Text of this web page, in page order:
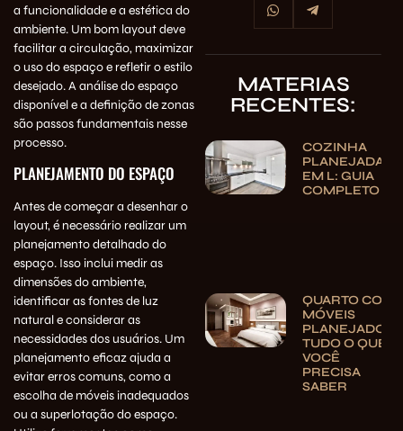
a funcionalidade e a estética do
ambiente. Um bom layout deve
facilitar a circulação, maximizar
o uso do espaço e refletir o estilo
desejado. A análise do espaço
disponível e a definição de zonas
são passos fundamentais nesse
processo.
PLANEJAMENTO DO ESPAÇO
Antes de começar a desenhar o
layout, é necessário realizar um
planejamento detalhado do
espaço. Isso inclui medir as
dimensões do ambiente,
identificar as fontes de luz
natural e considerar as
necessidades dos usuários. Um
planejamento eficaz ajuda a
evitar erros comuns, como a
escolha de móveis inadequados
ou a superlotação do espaço.
MATERIAS
RECENTES:
COZINHA
PLANEJADA
EM L: GUIA
COMPLETO
QUARTO COM
MÓVEIS
PLANEJADOS:
TUDO O QUE
VOCÊ
PRECISA
SABER